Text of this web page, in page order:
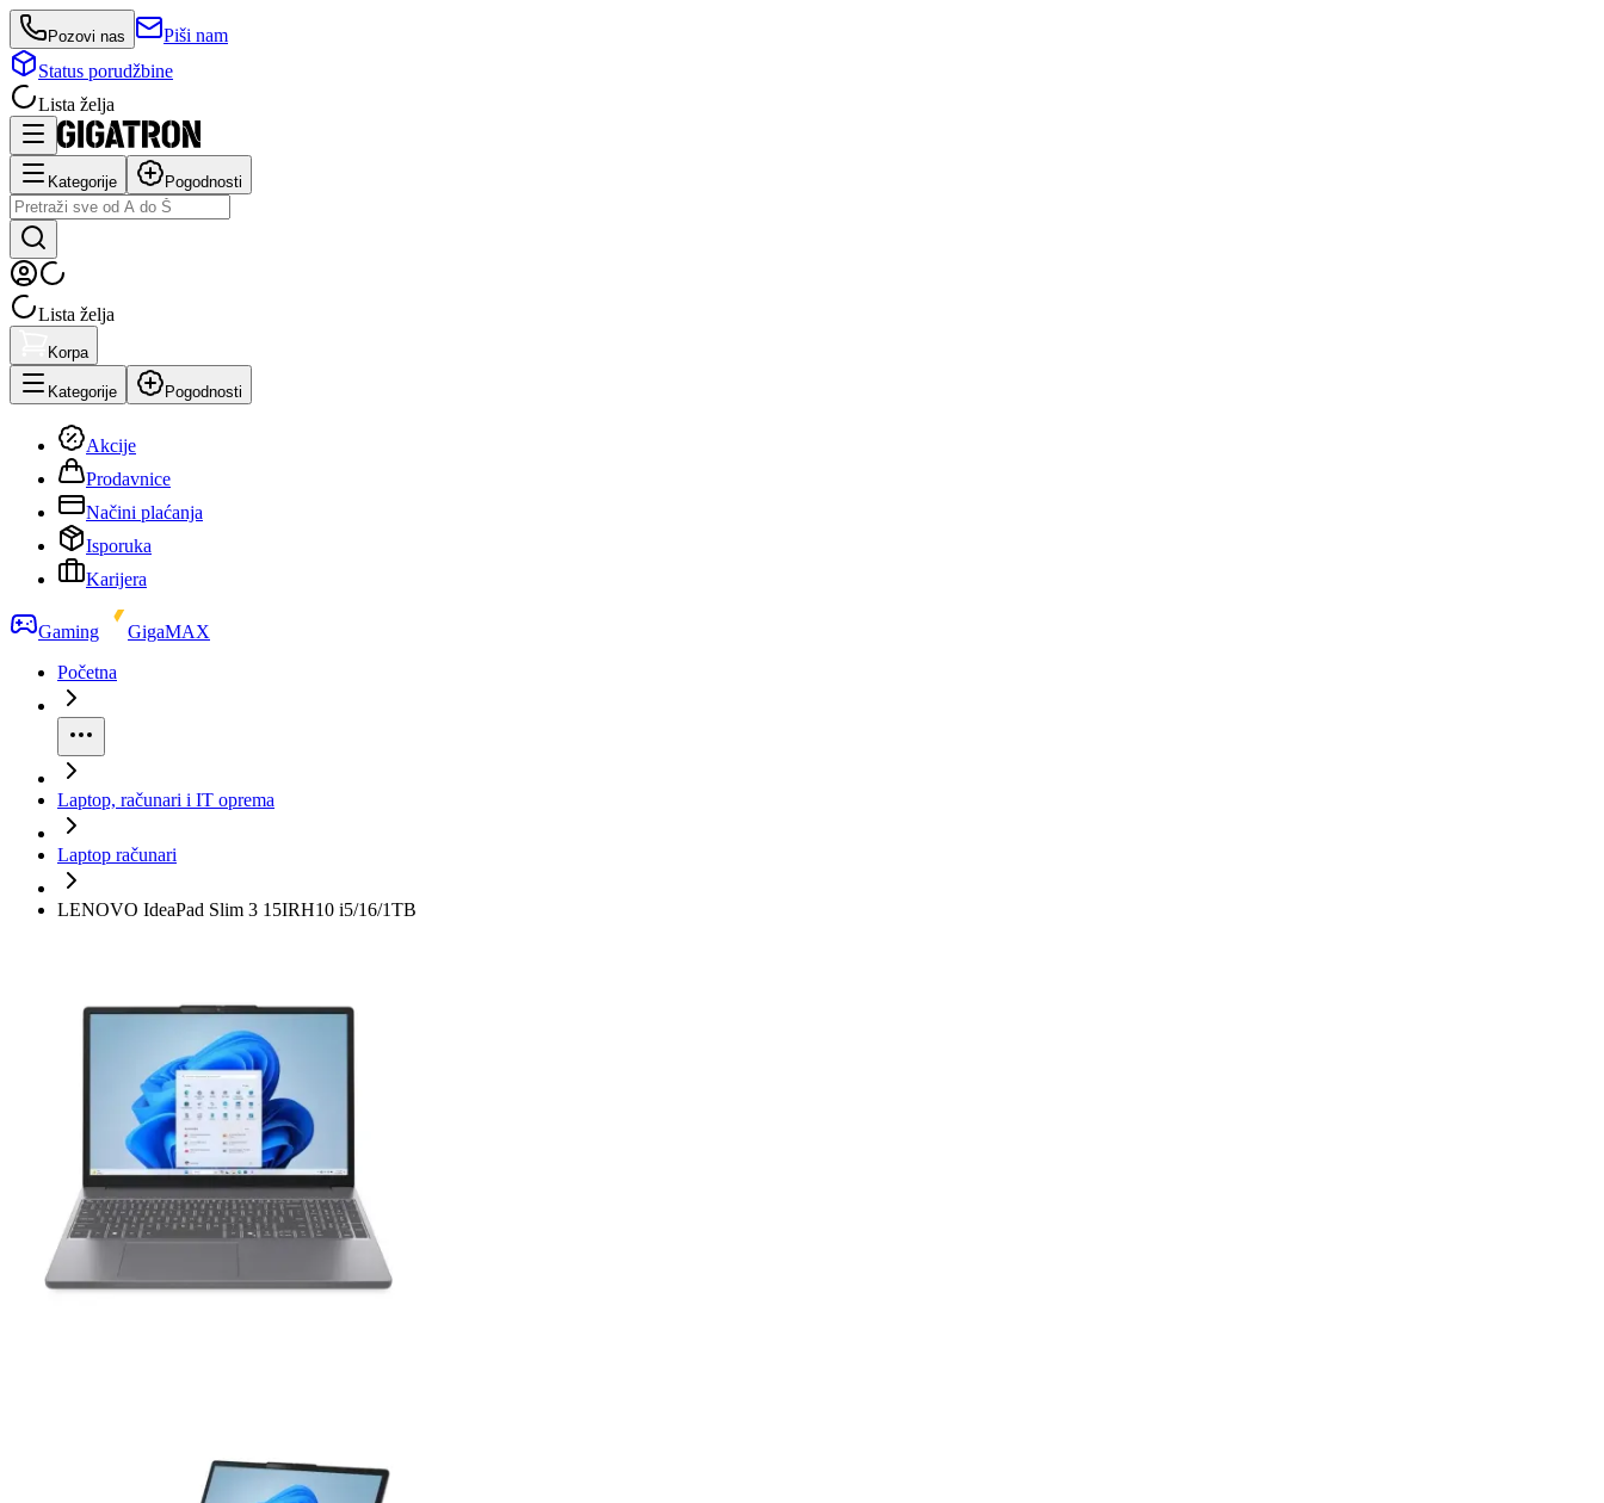
Pozovi nas
Piši nam
Status porudžbine
Lista želja
Kategorije Pogodnosti
Lista želja
Korpa
Kategorije Pogodnosti
Akcije
Prodavnice
Načini plaćanja
Isporuka
Karijera
Gaming
GigaMAX
Početna
Laptop, računari i IT oprema
Laptop računari
LENOVO IdeaPad Slim 3 15IRH10 i5/16/1TB